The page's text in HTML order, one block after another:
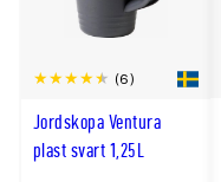
Jordskopa Ventura
plast svart 1,25L
(6)